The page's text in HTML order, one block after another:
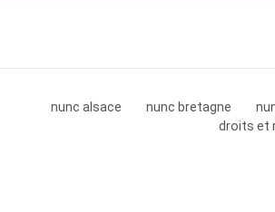
nunc alsace nunc bretagne
droits et